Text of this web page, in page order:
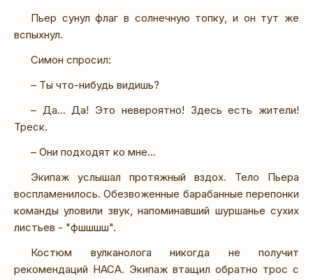
Пьер сунул флаг в солнечную топку, и он тут же
вспыхнул.
Симон спросил:
– Ты что-нибудь видишь?
– Да... Да! Это невероятно! Здесь есть жители!
Треск.
– Они подходят ко мне...
Экипаж услышал протяжный вздох. Тело Пьера
воспламенилось. Обезвоженные барабанные перепонки
команды уловили звук, напоминавший шуршанье сухих
листьев - "фшшшш".
Костюм вулканолога никогда не получит
рекомендаций НАСА. Экипаж втащил обратно трос с